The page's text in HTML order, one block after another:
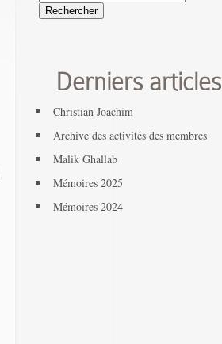
Derniers articles
Christian Joachim
Archive des activités des membres
Malik Ghallab
Mémoires 2025
Mémoires 2024